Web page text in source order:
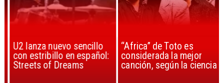
U2 lanza nuevo sencillo
con estribillo en español:
Streets of Dreams
“Africa” de Toto es
considerada la mejor
canción, según la ciencia